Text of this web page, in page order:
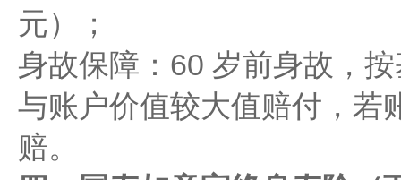
元）；
身故保障：60 岁前身故，
与账户价值较大值赔付，若
赔。